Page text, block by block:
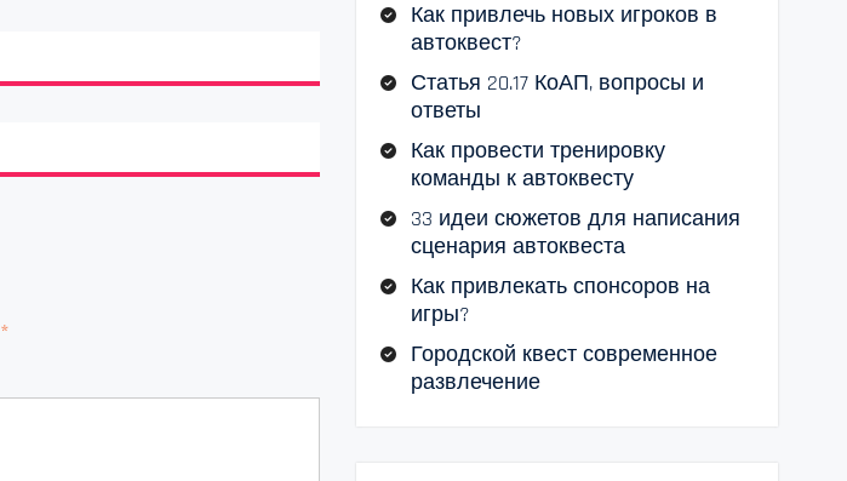
*
Как привлечь новых игроков в
автоквест?
Статья 20.17 КоАП, вопросы и
ответы
Как провести тренировку
команды к автоквесту
33 идеи сюжетов для написания
сценария автоквеста
Как привлекать спонсоров на
игры?
Городской квест современное
развлечение